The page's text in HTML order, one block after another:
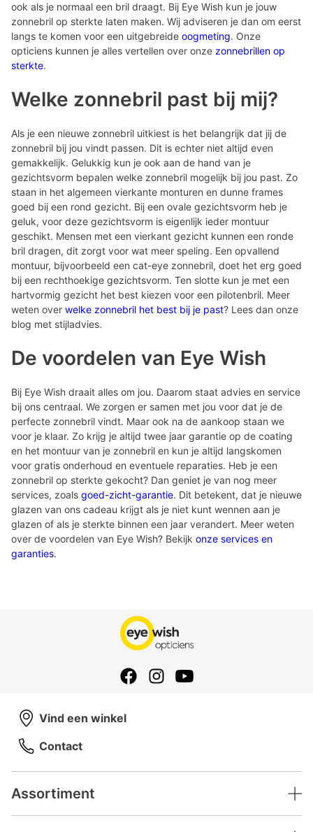
ook als je normaal een bril draagt. Bij Eye Wish kun je jouw
zonnebril op sterkte laten maken. Wij adviseren je dan om eerst
langs te komen voor een uitgebreide oogmeting. Onze
opticiens kunnen je alles vertellen over onze zonnebrillen op
sterkte.
Welke zonnebril past bij mij?
Als je een nieuwe zonnebril uitkiest is het belangrijk dat jij de
zonnebril bij jou vindt passen. Dit is echter niet altijd even
gemakkelijk. Gelukkig kun je ook aan de hand van je
gezichtsvorm bepalen welke zonnebril mogelijk bij jou past. Zo
staan in het algemeen vierkante monturen en dunne frames
goed bij een rond gezicht. Bij een ovale gezichtsvorm heb je
geluk, voor deze gezichtsvorm is eigenlijk ieder montuur
geschikt. Mensen met een vierkant gezicht kunnen een ronde
bril dragen, dit zorgt voor wat meer speling. Een opvallend
montuur, bijvoorbeeld een cat-eye zonnebril, doet het erg goed
bij een rechthoekige gezichtsvorm. Ten slotte kun je met een
hartvormig gezicht het best kiezen voor een pilotenbril. Meer
weten over welke zonnebril het best bij je past? Lees dan onze
blog met stijladvies.
De voordelen van Eye Wish
Bij Eye Wish draait alles om jou. Daarom staat advies en service
bij ons centraal. We zorgen er samen met jou voor dat je de
perfecte zonnebril vindt. Maar ook na de aankoop staan we
voor je klaar. Zo krijg je altijd twee jaar garantie op de coating
en het montuur van je zonnebril en kun je altijd langskomen
voor gratis onderhoud en eventuele reparaties. Heb je een
zonnebril op sterkte gekocht? Dan geniet je van nog meer
services, zoals goed-zicht-garantie. Dit betekent, dat je nieuwe
glazen van ons cadeau krijgt als je niet kunt wennen aan je
glazen of als je sterkte binnen een jaar verandert. Meer weten
over de voordelen van Eye Wish? Bekijk onze services en
garanties.
Assortiment
Vind een winkel
Contact